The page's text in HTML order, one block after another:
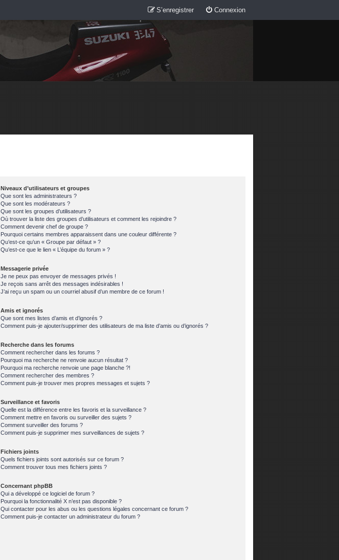
Connexion
S’enregistrer
Niveaux d’utilisateurs et groupes
Que sont les administrateurs ?
Que sont les modérateurs ?
Que sont les groupes d’utilisateurs ?
Où trouver la liste des groupes d’utilisateurs et comment les rejoindre ?
Comment devenir chef de groupe ?
Pourquoi certains membres apparaissent dans une couleur différente ?
Qu’est-ce qu’un « Groupe par défaut » ?
Qu’est-ce que le lien « L’équipe du forum » ?
Messagerie privée
Je ne peux pas envoyer de messages privés !
Je reçois sans arrêt des messages indésirables !
J’ai reçu un spam ou un courriel abusif d’un membre de ce forum !
Amis et ignorés
Que sont mes listes d’amis et d’ignorés ?
Comment puis-je ajouter/supprimer des utilisateurs de ma liste d’amis ou d’ignorés ?
Recherche dans les forums
Comment rechercher dans les forums ?
Pourquoi ma recherche ne renvoie aucun résultat ?
Pourquoi ma recherche renvoie une page blanche ?!
Comment rechercher des membres ?
Comment puis-je trouver mes propres messages et sujets ?
Surveillance et favoris
Quelle est la différence entre les favoris et la surveillance ?
Comment mettre en favoris ou surveiller des sujets ?
Comment surveiller des forums ?
Comment puis-je supprimer mes surveillances de sujets ?
Fichiers joints
Quels fichiers joints sont autorisés sur ce forum ?
Comment trouver tous mes fichiers joints ?
Concernant phpBB
Qui a développé ce logiciel de forum ?
Pourquoi la fonctionnalité X n’est pas disponible ?
Qui contacter pour les abus ou les questions légales concernant ce forum ?
Comment puis-je contacter un administrateur du forum ?